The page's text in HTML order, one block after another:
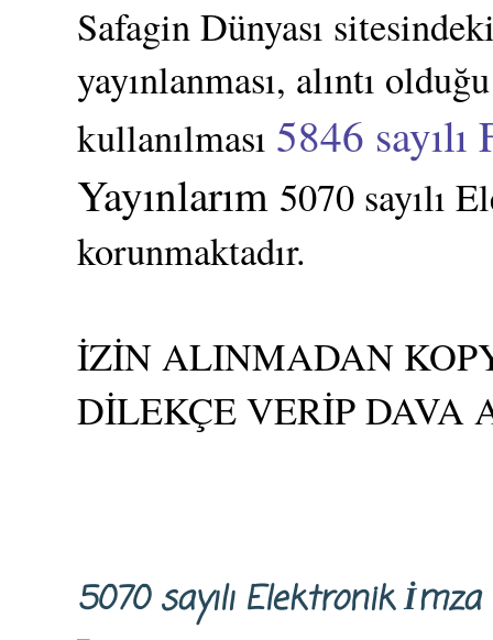
Safagin Dünyası
yayınlanması, alıntı
kullanılması 5846 sayılı
Yayınlarım 5070 sayılı
korunmaktadır.
İZİN ALINMADAN
DİLEKÇE VERİP
5070 sayılı Elektronik